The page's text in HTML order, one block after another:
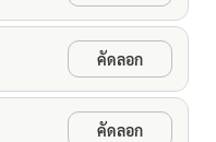
คัดลอก
คัดลอก